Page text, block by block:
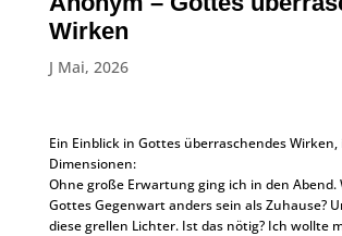
Wirken
J Mai, 2026
Ein Einblick in Gottes überraschendes
Dimensionen:
Ohne große Erwartung ging ich in den Abend.
Gottes Gegenwart anders sein als Zuhause?
diese grellen Lichter. Ist das nötig? Ich wollte